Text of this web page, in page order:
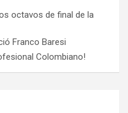
octavos de final de la
Franco Baresi
Colombiano!